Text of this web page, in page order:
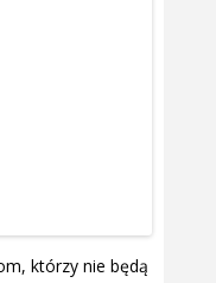
którzy nie będą